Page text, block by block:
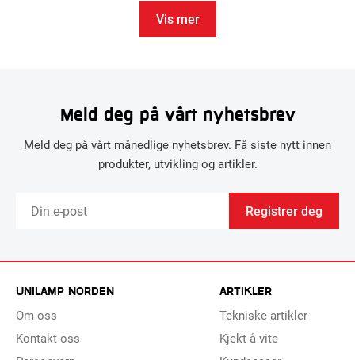
Vis mer
Meld deg på vårt nyhetsbrev
Meld deg på vårt månedlige nyhetsbrev. Få siste nytt innen
produkter, utvikling og artikler.
Registrer deg
UNILAMP NORDEN
Om oss
Kontakt oss
ARTIKLER
Tekniske artikler
Kjekt å vite